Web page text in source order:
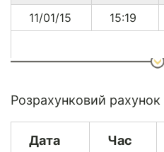
11/01/15
15:19
1917.67 грн.
Розрахунковий рахунок
Дата Час